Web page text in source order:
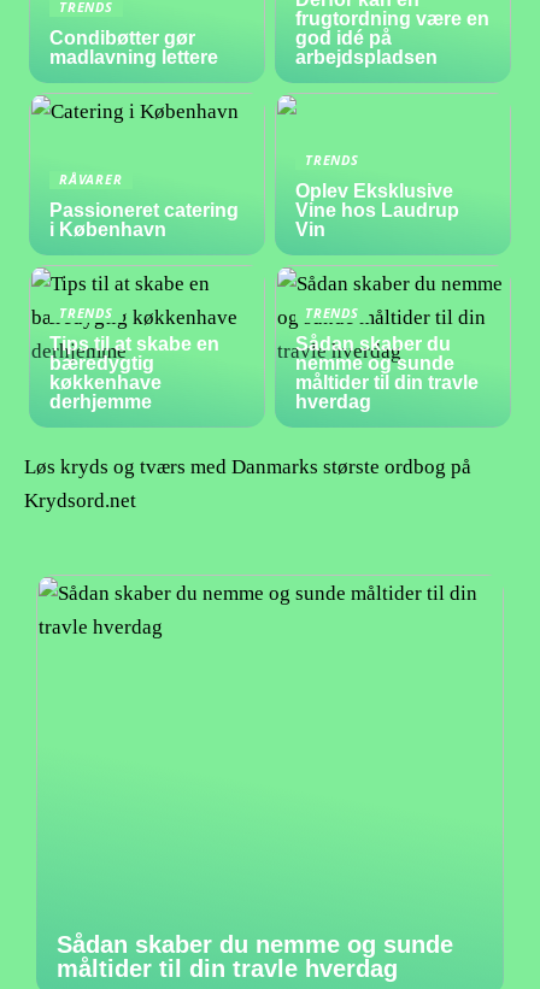
TRENDS
Condibøtter gør
madlavning lettere
frugtordning være en
god idé på
arbejdspladsen
RÅVARER
Passioneret catering
i København
TRENDS
Oplev Eksklusive
Vine hos Laudrup
Vin
TRENDS
Tips til at skabe en
bæredygtig
køkkenhave
derhjemme
TRENDS
Sådan skaber du
nemme og sunde
måltider til din travle
hverdag
Løs kryds og tværs med Danmarks største ordbog på
Krydsord.net
Sådan skaber du nemme og sunde
måltider til din travle hverdag